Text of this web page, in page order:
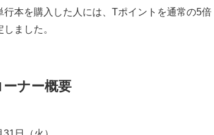
本を購入した人には、Tポイントを通常の5倍
ました。
ナー概要